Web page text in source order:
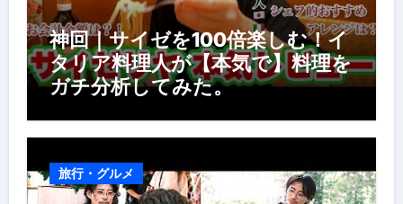
神回｜サイゼを100倍楽しむ！イ
タリア料理人が【本気で】料理を
ガチ分析してみた。
旅行・グルメ